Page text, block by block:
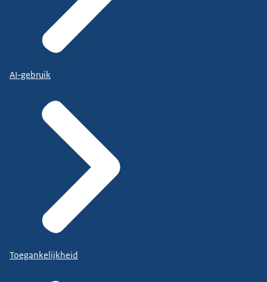
AI-gebruik
Toegankelijkheid